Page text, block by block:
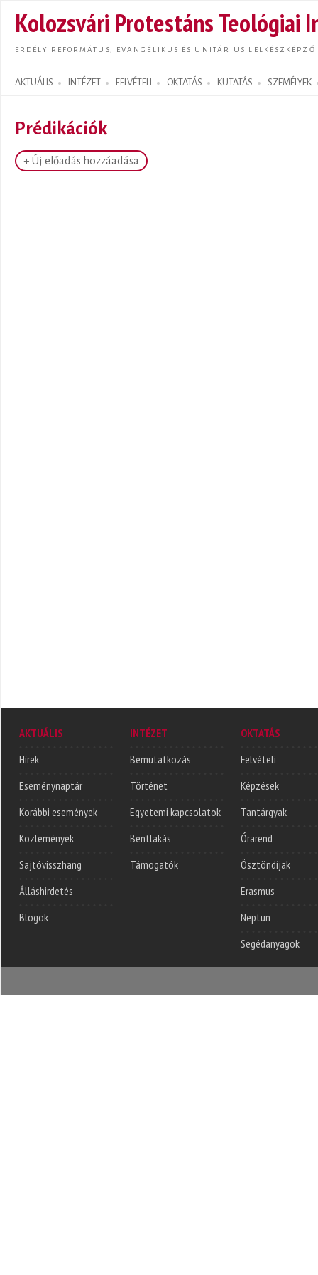
Kolozsvári Protestáns Teológiai
ERDÉLY REFORMÁTUS, EVANGÉLIKUS ÉS UNITÁRIUS LELKÉSZKÉPZŐ
AKTUÁLIS INTÉZET FELVÉTELI OKTATÁS KUTATÁS SZEMÉLYEK
Search form
Prédikációk
+ Új előadás hozzáadása
AKTUÁLIS
Hírek
Eseménynaptár
Korábbi események
Közlemények
Sajtóvisszhang
Álláshirdetés
Blogok
INTÉZET
Bemutatkozás
Történet
Egyetemi kapcsolatok
Bentlakás
Támogatók
OKTATÁS
Felvételi
Képzések
Tantárgyak
Órarend
Ösztöndíjak
Erasmus
Neptun
Segédanyagok